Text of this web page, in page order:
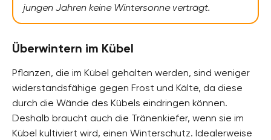
jungen Jahren keine Wintersonne verträgt.
Überwintern im Kübel
Pflanzen, die im Kübel gehalten werden, sind weniger
widerstandsfähige gegen Frost und Kälte, da diese
durch die Wände des Kübels eindringen können.
Deshalb braucht auch die Tränenkiefer, wenn sie im
Kübel kultiviert wird, einen Winterschutz. Idealerweise